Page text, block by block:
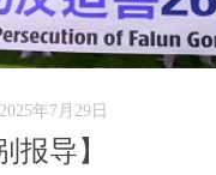
2025年7月29日
报导】